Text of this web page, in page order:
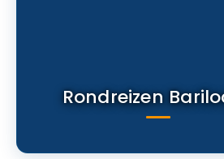
Rondreizen